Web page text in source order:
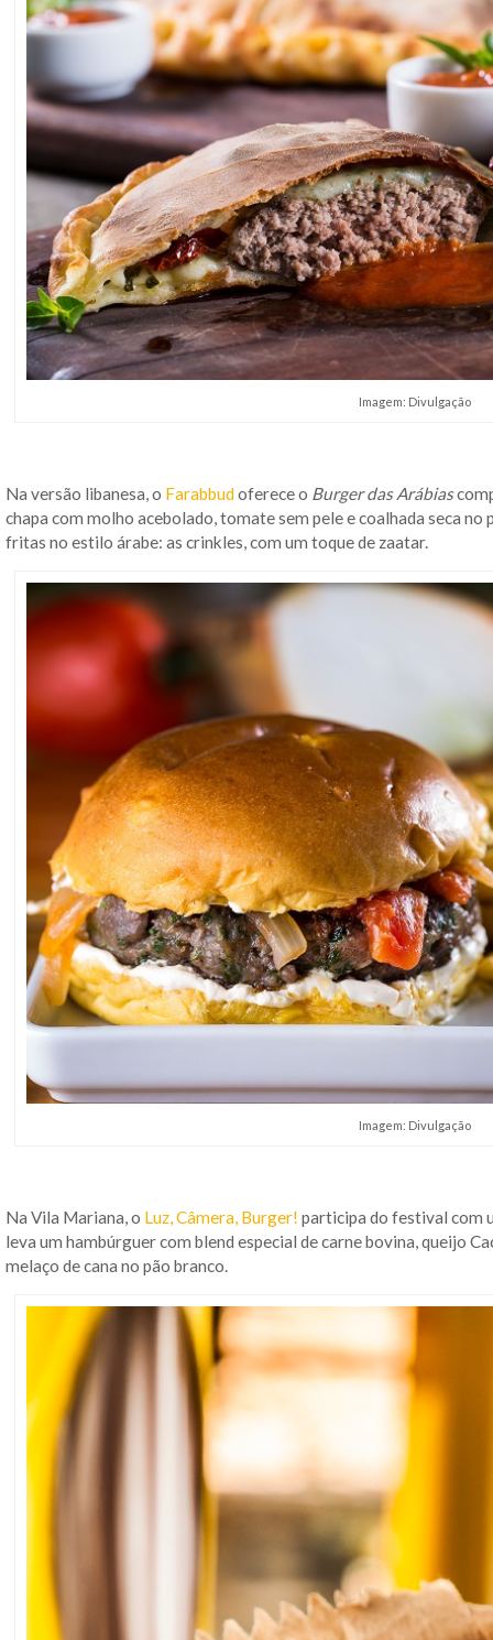
Imagem: Divulgação
Na versão libanesa, o Farabbudoferece o Burger das Arábias
chapa com molho acebolado, tomate sem pele e coalhada seca
fritas no estilo árabe: as crinkles, com um toque de zaatar.
Imagem: Divulgação
Na Vila Mariana, o Luz, Câmera, Burger! participa do festival com
leva um hambúrguer com blend especial de carne bovina, queijo
melaço de cana no pão branco.